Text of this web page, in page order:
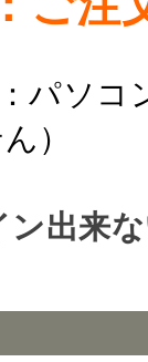
パソ
）
出来